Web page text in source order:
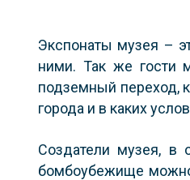
Экспонаты музея –
ними. Так же гости
подземный переход,
города и в каких
Создатели музея, в
бомбоубежище